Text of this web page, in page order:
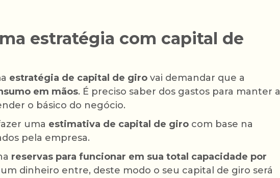
estratégia com capital de
estratégia de capital de girovai demandar que a
em mãos. É preciso saber dos gastos para manter a
o básico do negócio.
uma estimativa de capital de girocom base na
pela empresa.
reservas para funcionar em sua total capacidade por
dinheiro entre, deste modo o seu capital de giro será